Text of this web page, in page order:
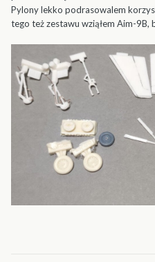
Pylony lekko podrasowalem
tego też zestawu wziąłem Aim-